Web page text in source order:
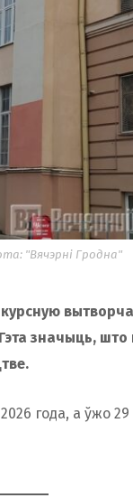
"Вячэрні Гродна"
значыць,
года, а ўжо